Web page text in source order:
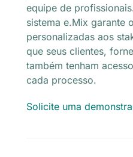
equipe de
sistema e.Mix garante
personalizadas aos
que seus clientes,
também tenham
cada processo.
Solicite uma